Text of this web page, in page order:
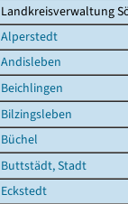
Landkreisverwaltung
Alperstedt
Andisleben
Beichlingen
Bilzingsleben
Büchel
Buttstädt, Stadt
Eckstedt